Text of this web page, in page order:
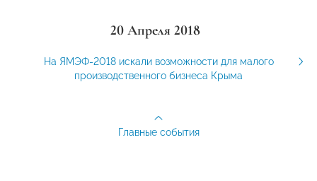
20 Апреля 2018
На ЯМЭФ-2018 искали возможности для малого
производственного бизнеса Крыма
Главные события